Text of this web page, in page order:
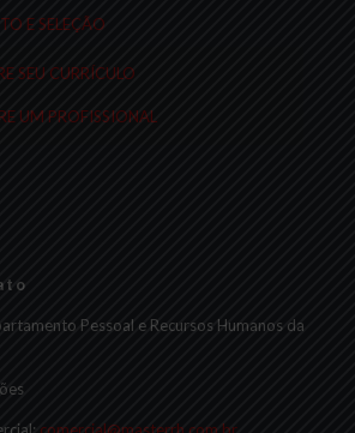
E SELEÇÃO
SEU CURRÍCULO
UM PROFISSIONAL
Pessoal e Recursos Humanos da
comercial@masterrh.com.br